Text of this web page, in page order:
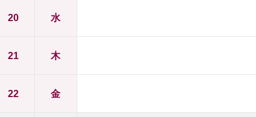
20 水
21 木
22 金